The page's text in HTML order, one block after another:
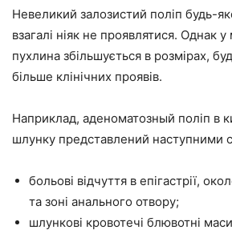
Невеликий залозистий поліп будь-
взагалі ніяк не проявлятися. Однак у
пухлина збільшується в розмірах,
більше клінічних проявів.
Наприклад, аденоматозный поліп в
шлунку представлений наступними
больові відчуття в епігастрії,
та зоні анального отвору;
шлункові кровотечі блювотні